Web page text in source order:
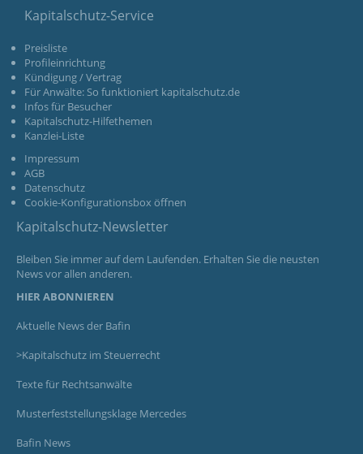
Kapitalschutz-Service
Preisliste
Profileinrichtung
Kündigung / Vertrag
Für Anwälte: So funktioniert kapitalschutz.de
Infos für Besucher
Kapitalschutz-Hilfethemen
Kanzlei-Liste
Impressum
AGB
Datenschutz
Cookie-Konfigurationsbox öffnen
Kapitalschutz-Newsletter
Bleiben Sie immer auf dem Laufenden. Erhalten Sie die neusten
News vor allen anderen.
HIER ABONNIEREN
Aktuelle News der Bafin
>Kapitalschutz im Steuerrecht
Texte für Rechtsanwälte
Musterfeststellungsklage Mercedes
Bafin News